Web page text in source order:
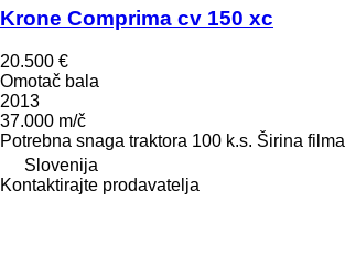
Krone Comprima cv 150 xc
20.500 €
Omotač bala
2013
37.000 m/č
Potrebna snaga traktora 100 k.s. Širina filma
Slovenija
Kontaktirajte prodavatelja